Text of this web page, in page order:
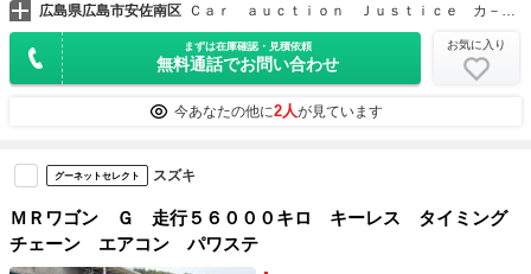
広島県広島市安佐南区 Ｃａｒ ａｕｃｔｉｏｎ Ｊｕｓｔｉｃｅ カ－オ－クション・ジャスティス
まずは在庫確認・見積依頼
無料通話でお問い合わせ
お気に入り
今あなたの他に2人が見ています
グーネットセレクト スズキ
ＭＲワゴン Ｇ 走行５６０００キロ キーレス タイミング
チェーン エアコン パワステ